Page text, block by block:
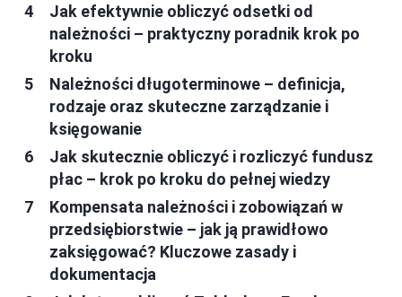
Jak efektywnie obliczyć odsetki od
należności – praktyczny poradnik krok po
kroku
Należności długoterminowe – definicja,
rodzaje oraz skuteczne zarządzanie i
księgowanie
Jak skutecznie obliczyć i rozliczyć fundusz
płac – krok po kroku do pełnej wiedzy
Kompensata należności i zobowiązań w
przedsiębiorstwie – jak ją prawidłowo
zaksięgować? Kluczowe zasady i
dokumentacja